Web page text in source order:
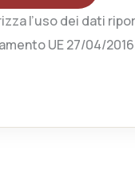
l’uso dei dati
UE 27/04/